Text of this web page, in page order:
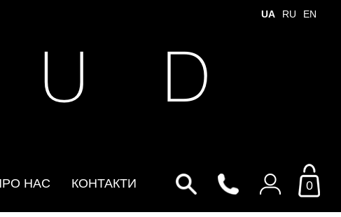
UA RU EN
D
НАС КОНТАКТИ 0